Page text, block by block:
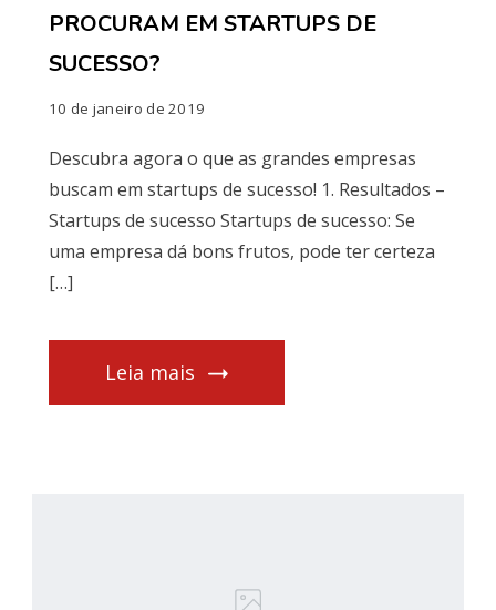
PROCURAM EM STARTUPS DE
SUCESSO?
10 de janeiro de 2019
Descubra agora o que as grandes empresas
buscam em startups de sucesso! 1. Resultados –
Startups de sucesso Startups de sucesso: Se
uma empresa dá bons frutos, pode ter certeza
[…]
Leia mais